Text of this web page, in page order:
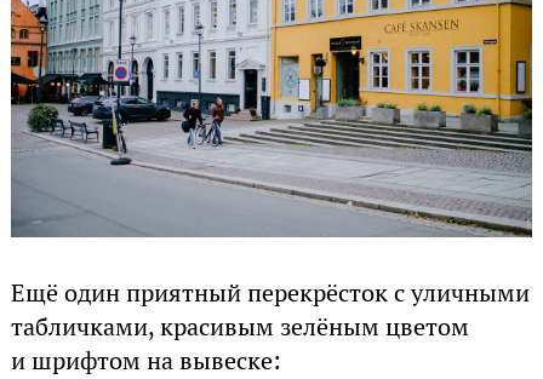
Ещё один приятный перекрёсток с уличными
табличками, красивым зелёным цветом
и шрифтом на вывеске: